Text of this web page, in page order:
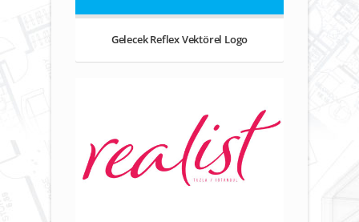
Gelecek Reflex Vektörel Logo